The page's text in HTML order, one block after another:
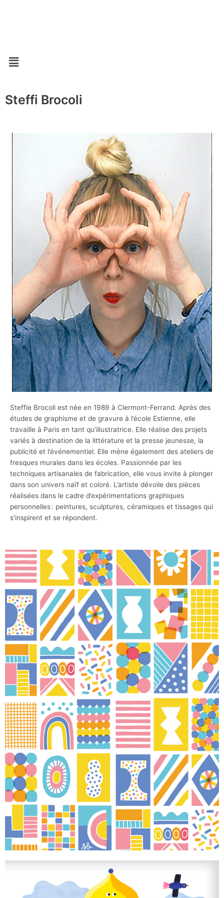
Menu
Steffi Brocoli
Steffie Brocoli est née en 1989 à Clermont-Ferrand. Après des
études de graphisme et de gravure à l’école Estienne, elle
travaille à Paris en tant qu’illustratrice. Elle réalise des projets
variés à destination de la littérature et la presse jeunesse, la
publicité et l’événementiel. Elle mène également des ateliers de
fresques murales dans les écoles. Passionnée par les
techniques artisanales de fabrication, elle vous invite à plonger
dans son univers naïf et coloré. L’artiste dévoile des pièces
réalisées dans le cadre d’expérimentations graphiques
personnelles : peintures, sculptures, céramiques et tissages qui
s’inspirent et se répondent.